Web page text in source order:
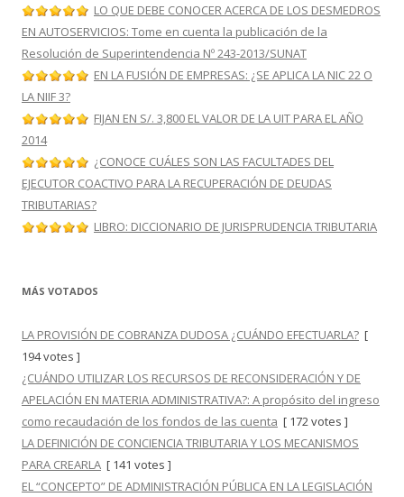
LO QUE DEBE CONOCER ACERCA DE LOS DESMEDROS
EN AUTOSERVICIOS: Tome en cuenta la publicación de la
Resolución de Superintendencia Nº 243-2013/SUNAT
EN LA FUSIÓN DE EMPRESAS: ¿SE APLICA LA NIC 22 O
LA NIIF 3?
FIJAN EN S/. 3,800 EL VALOR DE LA UIT PARA EL AÑO
2014
¿CONOCE CUÁLES SON LAS FACULTADES DEL
EJECUTOR COACTIVO PARA LA RECUPERACIÓN DE DEUDAS
TRIBUTARIAS?
LIBRO: DICCIONARIO DE JURISPRUDENCIA TRIBUTARIA
MÁS VOTADOS
LA PROVISIÓN DE COBRANZA DUDOSA ¿CUÁNDO EFECTUARLA? [
194 votes ]
¿CUÁNDO UTILIZAR LOS RECURSOS DE RECONSIDERACIÓN Y DE
APELACIÓN EN MATERIA ADMINISTRATIVA?: A propósito del ingreso
como recaudación de los fondos de las cuenta [ 172 votes ]
LA DEFINICIÓN DE CONCIENCIA TRIBUTARIA Y LOS MECANISMOS
PARA CREARLA [ 141 votes ]
EL “CONCEPTO” DE ADMINISTRACIÓN PÚBLICA EN LA LEGISLACIÓN